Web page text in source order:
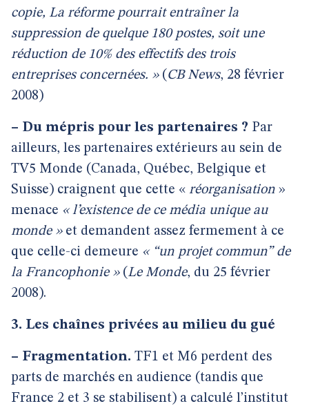
copie, La réforme pourrait entraîner la
suppression de quelque 180 postes, soit une
réduction de 10% des effectifs des trois
entreprises concernées. » ( CB News, 28 février
2008)
– Du mépris pour les partenaires ? Par
ailleurs, les partenaires extérieurs au sein de
TV5 Monde (Canada, Québec, Belgique et
Suisse) craignent que cette « réorganisation »
menace « l’existence de ce média unique au
monde »et demandent assez fermement à ce
que celle-ci demeure « “un projet commun” de
la Francophonie »(Le Monde, du 25 février
2008).
3. Les chaînes privées au milieu du gué
– Fragmentation. TF1 et M6 perdent des
parts de marchés en audience (tandis que
France 2 et 3 se stabilisent) a calculé l’institut